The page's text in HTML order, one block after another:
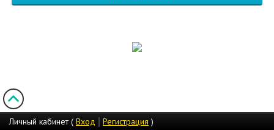
Личный кабинет ( Вход Регистрация )